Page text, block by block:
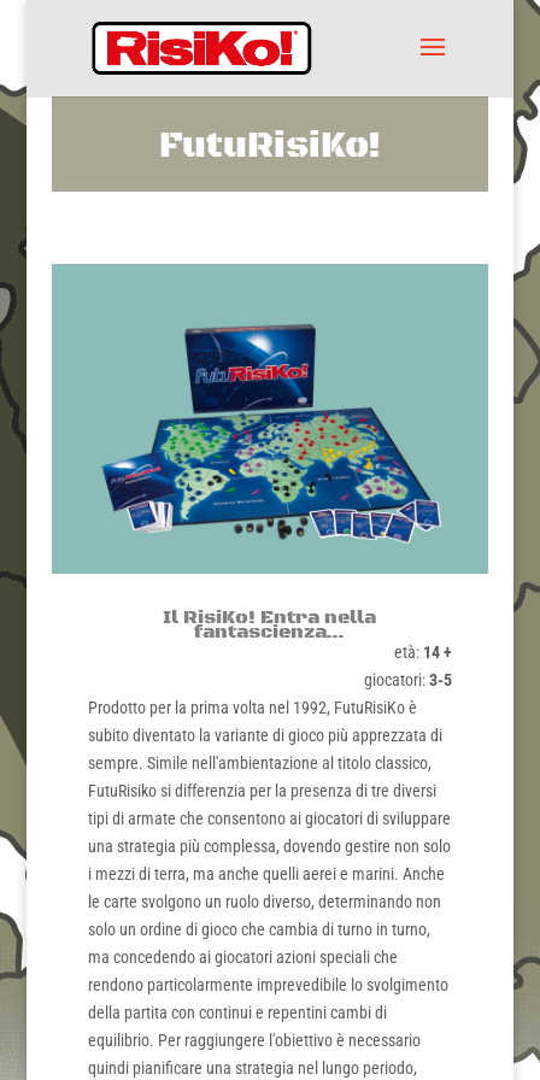
FutuRisiKo!
Il RisiKo! Entra nella
fantascienza...
età: 14 +
giocatori:3-5
Prodotto per la prima volta nel 1992, FutuRisiKo è
subito diventato la variante di gioco più apprezzata di
sempre. Simile nell'ambientazione al titolo classico,
FutuRisiko si differenzia per la presenza di tre diversi
tipi di armate che consentono ai giocatori di sviluppare
una strategia più complessa, dovendo gestire non solo
i mezzi di terra, ma anche quelli aerei e marini. Anche
le carte svolgono un ruolo diverso, determinando non
solo un ordine di gioco che cambia di turno in turno,
ma concedendo ai giocatori azioni speciali che
rendono particolarmente imprevedibile lo svolgimento
della partita con continui e repentini cambi di
equilibrio. Per raggiungere l'obiettivo è necessario
quindi pianificare una strategia nel lungo periodo,